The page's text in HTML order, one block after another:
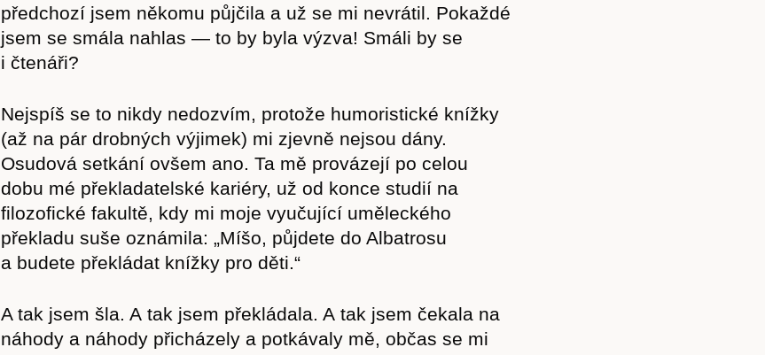
předchozí jsem někomu půjčila a už se mi nevrátil. Pokaždé
jsem se smála nahlas — to by byla výzva! Smáli by se
i čtenáři?
Nejspíš se to nikdy nedozvím, protože humoristické knížky
(až na pár drobných výjimek) mi zjevně nejsou dány.
Osudová setkání ovšem ano. Ta mě provázejí po celou
dobu mé překladatelské kariéry, už od konce studií na
filozofické fakultě, kdy mi moje vyučující uměleckého
překladu suše oznámila: „Míšo, půjdete do Albatrosu
a budete překládat knížky pro děti.“
A tak jsem šla. A tak jsem překládala. A tak jsem čekala na
náhody a náhody přicházely a potkávaly mě, občas se mi